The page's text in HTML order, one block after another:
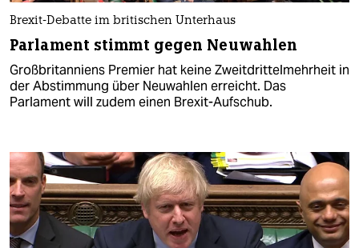
Brexit-Debatte im britischen Unterhaus
Parlament stimmt gegen Neuwahlen
Großbritanniens Premier hat keine Zweitdrittelmehrheit in
der Abstimmung über Neuwahlen erreicht. Das
Parlament will zudem einen Brexit-Aufschub.